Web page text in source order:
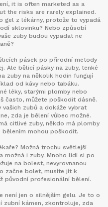
, it is often marketed as a
the risks are rarely explained.
gel z lékárny, protože to vypadá
sklovinku? Nebo způsobí
zuby budou vypadat ne
pásek po přírodní metody
Ale bělicí pásky na zuby, tenké
zuby na několik hodin fungují
od kávy nebo tabáku.
léky, starými plomby nebo
často, můžete poškodit dásně.
zubů a dokáže vybrat
zda je bělení vůbec možné.
citlivé zuby, někdo má plomby
mohou poškodit.
Možná trochu světlejší
možná i zuby. Mnoho lidí si po
na bolest, nevyrovnanou
začne bolet, musíte jít k
původní profesionální bělení.
není jen o silnějším gelu. Je to o
zubní kámen, zkontroluje, zda